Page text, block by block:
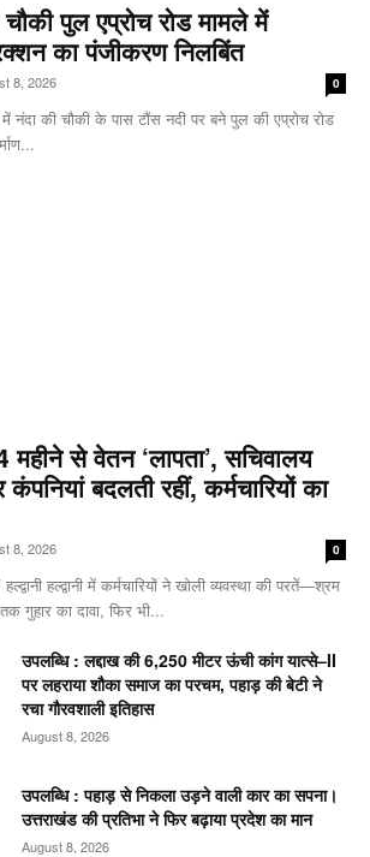
पुल एप्रोच रोड मामले में
का पंजीकरण निलबिंत
8, 2026 0
नंदा की चौकी के पास टौंस नदी पर बने पुल की एप्रोच रोड
महीने से वेतन ‘लापता’, सचिवालय
बदलती रहीं, कर्मचारियों का
8, 2026 0
हल्द्वानी हल्द्वानी में कर्मचारियों ने खोली व्यवस्था की परतें—श्रम
गुहार का दावा, फिर भी...
उपलब्धि : लद्दाख की 6,250 मीटर ऊंची कांग यात्से–II
पर लहराया शौका समाज का परचम, पहाड़ की बेटी ने
रचा गौरवशाली इतिहास
August 8, 2026
उपलब्धि : पहाड़ से निकला उड़ने वाली कार का सपना।
उत्तराखंड की प्रतिभा ने फिर बढ़ाया प्रदेश का मान
August 8, 2026